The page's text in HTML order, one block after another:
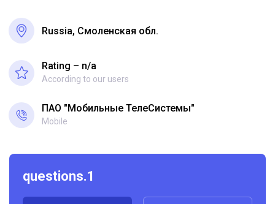
Russia, Смоленская обл.
Rating – n/a
According to our users
ПАО "Мобильные ТелеСистемы"
Mobile
questions.1